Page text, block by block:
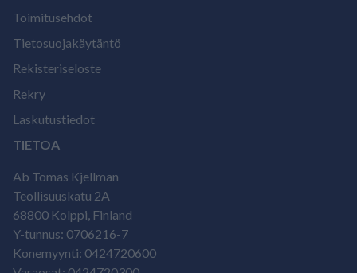
Toimitusehdot
Tietosuojakäytäntö
Rekisteriseloste
Rekry
Laskutustiedot
TIETOA
Ab Tomas Kjellman
Teollisuuskatu 2A
68800 Kolppi, Finland
Y-tunnus: 0706216-7
Konemyynti: 0424720600